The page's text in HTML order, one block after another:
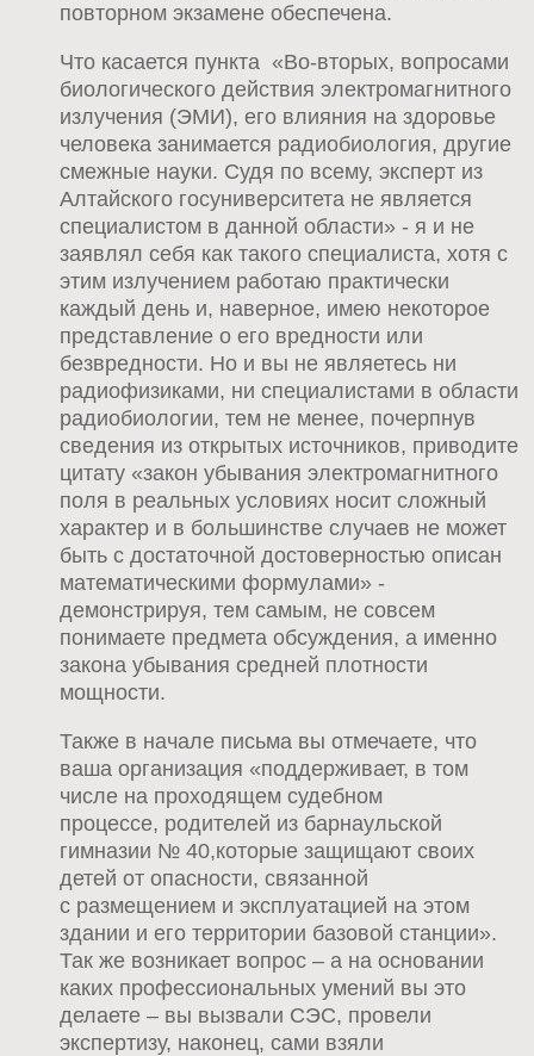
повторном экзамене обеспечена.
Что касается пункта «Во-вторых, вопросами
биологического действия электромагнитного
излучения (ЭМИ), его влияния на здоровье
человека занимается радиобиология, другие
смежные науки. Судя по всему, эксперт из
Алтайского госуниверситета не является
специалистом в данной области» - я и не
заявлял себя как такого специалиста, хотя с
этим излучением работаю практически
каждый день и, наверное, имею некоторое
представление о его вредности или
безвредности. Но и вы не являетесь ни
радиофизиками, ни специалистами в области
радиобиологии, тем не менее, почерпнув
сведения из открытых источников, приводите
цитату «закон убывания электромагнитного
поля в реальных условиях носит сложный
характер и в большинстве случаев не может
быть с достаточной достоверностью описан
математическими формулами» -
демонстрируя, тем самым, не совсем
понимаете предмета обсуждения, а именно
закона убывания средней плотности
мощности.
Также в начале письма вы отмечаете, что
ваша организация «поддерживает, в том
числе на проходящем судебном
процессе, родителей из барнаульской
гимназии № 40,которые защищают своих
детей от опасности, связанной
с размещением и эксплуатацией на этом
здании и его территории базовой станции».
Так же возникает вопрос – а на основании
каких профессиональных умений вы это
делаете – вы вызвали СЭС, провели
экспертизу, наконец, сами взяли